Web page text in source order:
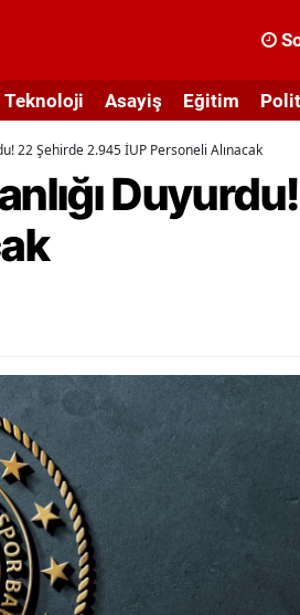
Asayiş Eğitim
22 Şehirde 2.945 İUP Personeli Alınacak